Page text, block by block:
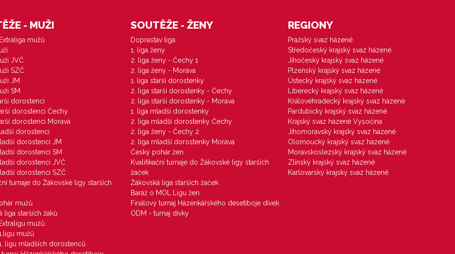
- MUŽI
mužů
JVČ
SZČ
JM
SM
dorostenci
dorostenci Čechy
dorostenci Morava
dorostenci
dorostenci JM
dorostenci SM
dorostenci JVČ
dorostenci SZČ
turnaje do Žákovské ligy starších
mužů
liga starších žáků
mužů
mužů
ligu mladších dorostenců
SOUTĚŽE - ŽENY
Doprastav liga
1. liga ženy
2. liga ženy - Čechy 1
2. liga ženy - Morava
1. liga starší dorostenky
2. liga starší dorostenky - Čechy
2. liga starší dorostenky - Morava
1. liga mladší dorostenky
2. liga mladší dorostenky Čechy
2. liga ženy - Čechy 2
2. liga mladší dorostenky Morava
Český pohár žen
Kvalifikační turnaje do Žákovské ligy starších
žaček
Žákovská liga starších žaček
Baráž o MOL Ligu žen
Finálový turnaj Házenkářského desetiboje dívek
ODM - turnaj dívky
REGIONY
Pražský svaz házené
Středočeský krajský svaz házené
Jihočeský krajský svaz házené
Plzeňský krajský svaz házené
Ústecký krajský svaz házené
Liberecký krajský svaz házené
Královéhradecký krajský svaz házené
Pardubický krajský svaz házené
Krajský svaz házené Vysočina
Jihomoravský krajský svaz házené
Olomoucký krajský svaz házené
Moravskoslezský krajský svaz házené
Zlínský krajský svaz házené
Karlovarský krajský svaz házené